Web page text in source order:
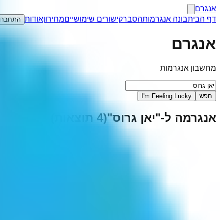
אנגרם
דף הביתבונה אנגרמותהסברקישורים שימושייםמחירוןאודות
אנגרם
מחשבון אנגרמות
חפש I'm Feeling Lucky
אנגרמה ל-"יאן גרוס"
(
4תוצאות)